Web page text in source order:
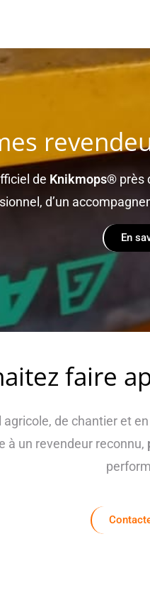
de Knikmops® près
d’un
En
faire
de chantier et
à un revendeur reconnu,